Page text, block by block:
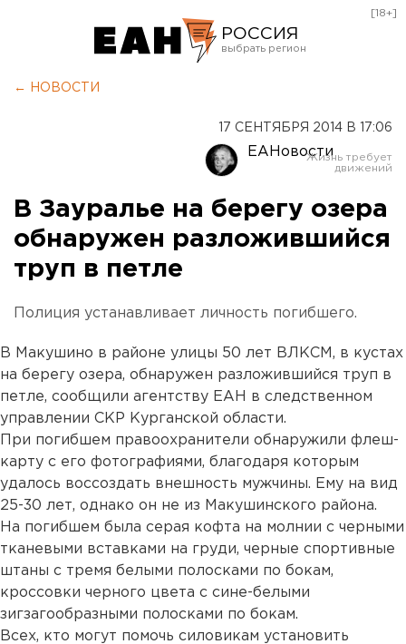
РОССИЯ
Оренбург
[18+]
← НОВОСТИ
17 СЕНТЯБРЯ 2014 В 17:06
ЕАНовости
В Зауралье на берегу озера
обнаружен разложившийся
труп в петле
Полиция устанавливает личность погибшего.
В Макушино в районе улицы 50 лет ВЛКСМ, в кустах
на берегу озера, обнаружен разложившийся труп в
петле, сообщили агентству ЕАН в следственном
управлении СКР Курганской области.
При погибшем правоохранители обнаружили флеш-
карту с его фотографиями, благодаря которым
удалось воссоздать внешность мужчины. Ему на вид
25-30 лет, однако он не из Макушинского района.
На погибшем была серая кофта на молнии с черными
тканевыми вставками на груди, черные спортивные
штаны с тремя белыми полосками по бокам,
кроссовки черного цвета с сине-белыми
зигзагообразными полосками по бокам.
Всех, кто могут помочь силовикам установить